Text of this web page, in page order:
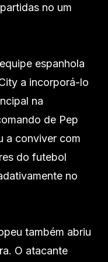
no um
espanhola
a incorporá-lo
na
de Pep
a conviver com
do futebol
no
também abriu
O atacante